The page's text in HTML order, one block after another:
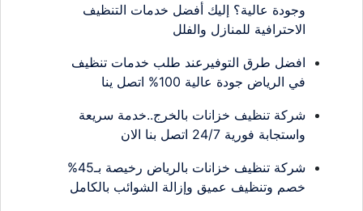
وجودة عالية؟ إليك أفضل خدمات التنظيف
الاحترافية للمنازل والفلل
افضل طرق التوفيرعند طلب خدمات تنظيف
في الرياض جودة عالية 100% اتصل ينا
شركة تنظيف خزانات بالخرج..خدمة سريعة
واستجابة فورية 24/7 اتصل بنا الان
شركة تنظيف خزانات بالرياض رخيصة بـ45%
خصم وتنظيف عميق وإزالة الشوائب بالكامل